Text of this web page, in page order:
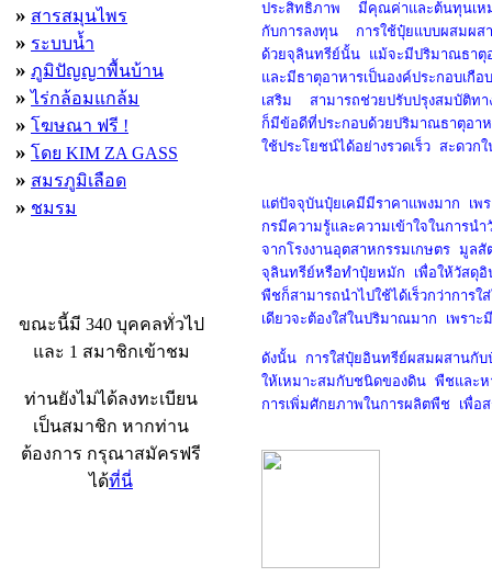
» สารสมุนไพร
» ระบบน้ำ
» ภูมิปัญญาพื้นบ้าน
» ไร่กล้อมแกล้ม
» โฆษณา ฟรี !
» โดย KIM ZA GASS
» สมรภูมิเลือด
» ชมรม
ขณะนี้มี 340 บุคคลทั่วไป
และ 1 สมาชิกเข้าชม
ท่านยังไม่ได้ลงทะเบียน
เป็นสมาชิก หากท่าน
ต้องการ กรุณาสมัครฟรี
ได้ที่นี่
ประสิทธิภาพ มีคุณค่าและต้นทุนเหม
กับการลงทุน การใช้ปุ๋ยแบบผสมผส
ด้วยจุลินทรีย์นั้น แม้จะมีปริมาณธา
และมีธาตุอาหารเป็นองค์ประกอบเ
เสริม สามารถช่วยปรับปรุงสมบัติท
ก็มีข้อดีที่ประกอบด้วยปริมาณธาตุอา
ใช้ประโยชน์ได้อย่างรวดเร็ว สะดวก
แต่ปัจจุบันปุ๋ยเคมีมีราคาแพงมาก เพ
กรมีความรู้และความเข้าใจในการ
จากโรงงานอุตสาหกรรมเกษตร มูล
จุลินทรีย์หรือทำปุ๋ยหมัก เพื่อให้วัสดุอิ
พืชก็สามารถนำไปใช้ได้เร็วกว่าการ
เดียวจะต้องใส่ในปริมาณมาก เพรา
ดังนั้น การใส่ปุ๋ยอินทรีย์ผสมผสานกับ
ให้เหมาะสมกับชนิดของดิน พืชและห
การเพิ่มศักยภาพในการผลิตพืช เพื่อ